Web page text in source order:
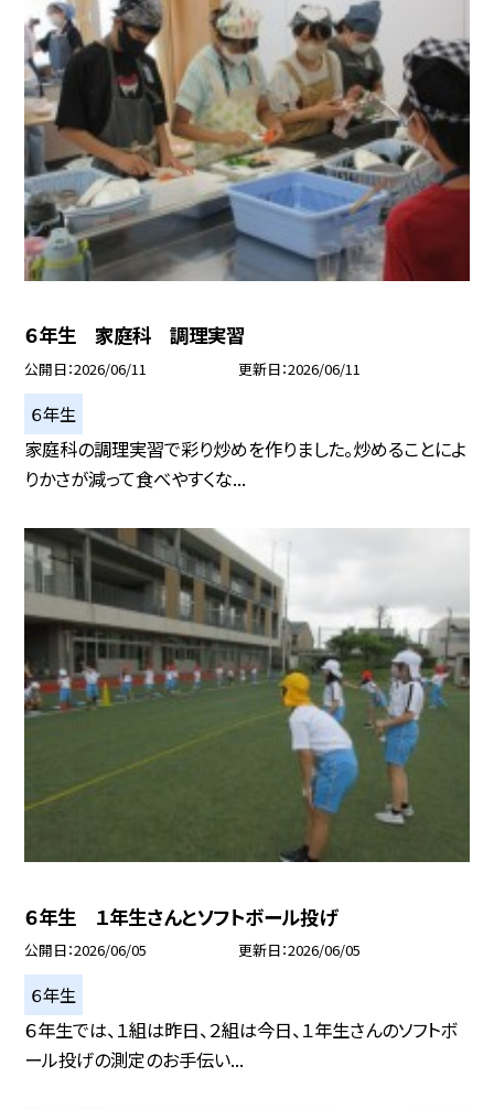
６年生 家庭科 調理実習
公開日 2026/06/11 更新日 2026/06/11
６年生
家庭科の調理実習で彩り炒めを作りました。炒めることによ
りかさが減って食べやすくな...
６年生 １年生さんとソフトボール投げ
公開日 2026/06/05 更新日 2026/06/05
６年生
６年生では、１組は昨日、２組は今日、１年生さんのソフトボ
ール投げの測定のお手伝い...